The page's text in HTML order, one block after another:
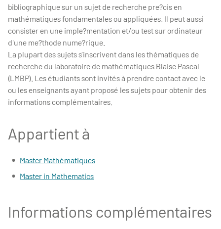
bibliographique sur un sujet de recherche pre?cis en
mathématiques fondamentales ou appliquées. Il peut aussi
consister en une imple?mentation et/ou test sur ordinateur
d'une me?thode nume?rique.
La plupart des sujets s’inscrivent dans les thématiques de
recherche du laboratoire de mathématiques Blaise Pascal
(LMBP). Les étudiants sont invités à prendre contact avec le
ou les enseignants ayant proposé les sujets pour obtenir des
informations complémentaires.
Appartient à
Master Mathématiques
Master in Mathematics
Informations complémentaires